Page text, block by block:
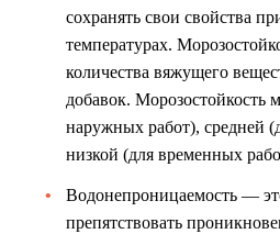
сохранять свои свойства
температурах.
количества вяжущего
добавок. Морозостойкость
наружных работ), средней
низкой (для временных
Водонепроницаемость —
препятствовать